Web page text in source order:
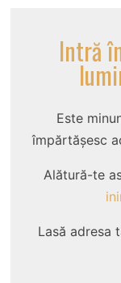
Intră
Este
împărtășesc
Alătură-te
Lasă adresa